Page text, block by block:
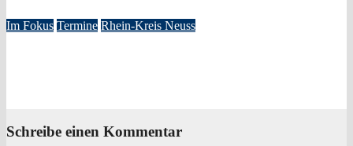
Im Fokus Termine Rhein-Kreis Neuss
Schreibe einen Kommentar